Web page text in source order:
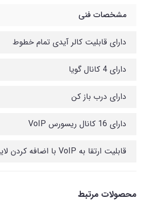
مشخصات فنی
دارای قابلیت کالر آیدی تمام خطوط
دارای 4 کانال گویا
دارای درب باز کن
دارای 16 کانال ریسورس VoIP
قابلیت ارتقا به VoIP با اضافه کردن لایسنسهای مورد نظر
محصولات مرتبط